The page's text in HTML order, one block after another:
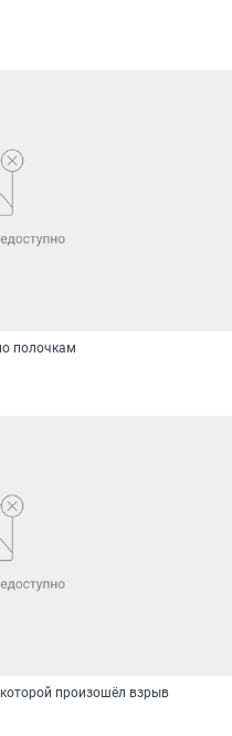
полочкам
произошёл взрыв